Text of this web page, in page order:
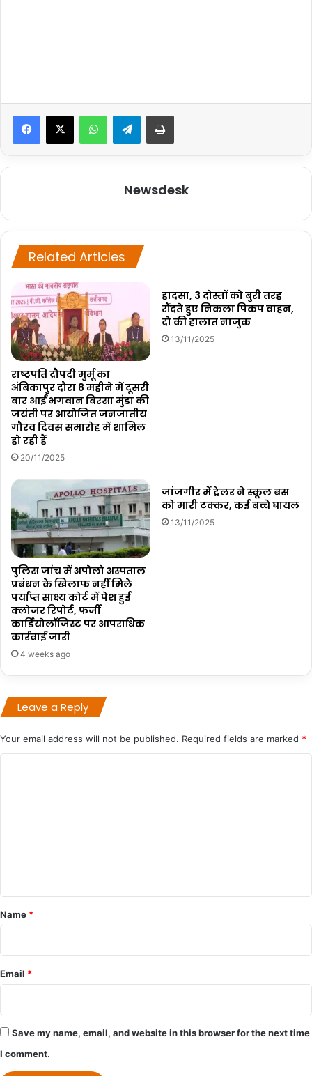
Telegram
Newsdesk
Related Articles
राष्ट्रपति द्रौपदी मुर्मू का
अंबिकापुर दौरा 8 महीने में दूसरी
बार आईं भगवान बिरसा मुंडा की
जयंती पर आयोजित जनजातीय
गौरव दिवस समारोह में शामिल
हो रही हैं
20/11/2025
हादसा, 3 दोस्तों को बुरी तरह
रौंदते हुए निकला पिकप वाहन,
दो की हालात नाजुक
13/11/2025
पुलिस जांच में अपोलो अस्पताल
प्रबंधन के खिलाफ नहीं मिले
पर्याप्त साक्ष्य कोर्ट में पेश हुई
क्लोजर रिपोर्ट, फर्जी
कार्डियोलॉजिस्ट पर आपराधिक
कार्रवाई जारी
4 weeks ago
जांजगीर में ट्रेलर ने स्कूल बस
को मारी टक्कर, कई बच्चे घायल
13/11/2025
Leave a Reply
Your email address will not be published. Required fields are marked *
*
Name *
Email *
Save my name, email, and website in this browser for the next time
I comment.